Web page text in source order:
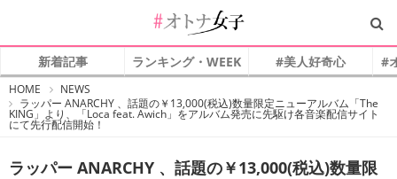
新着記事 ランキング・WEEK #美人好奇心 #
HOME
オ
ト
ナ
女
NEWS
ラッパー ANARCHY 、話題の￥13,000(税込)数量限定ニューアルバム「The
KING」より、「Loca feat. Awich」をアルバム発売に先駆け各音楽配信サイト
にて先行配信開始！
ラッパー ANARCHY 、話題の￥13,000(税込)数量限